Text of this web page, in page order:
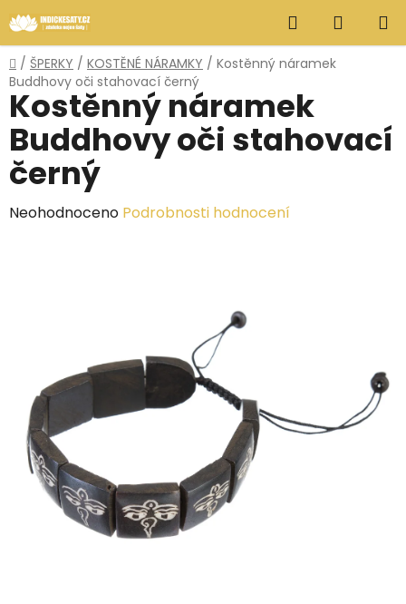
na
obsah
Hledat
KOŠÍK
Domů
/ ŠPERKY / KOSTĚNÉ NÁRAMKY / Kostěnný náramek
Buddhovy oči stahovací černý
Kostěnný náramek
Buddhovy oči stahovací
černý
Průměrné
hvězdiček.
Neohodnoceno Podrobnosti hodnocení